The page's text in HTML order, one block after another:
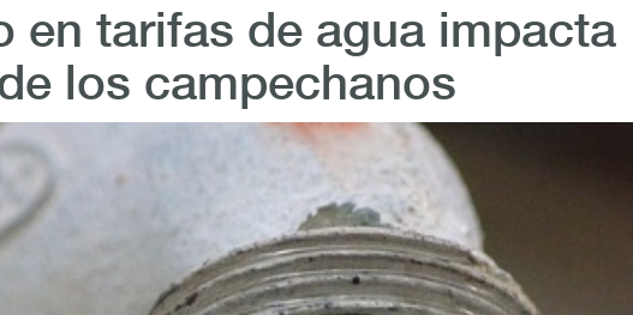
en tarifas de agua impacta
los campechanos